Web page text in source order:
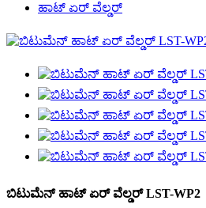
ಹಾಟ್ ಏರ್ ವೆಲ್ಡರ್
ಬಿಟುಮೆನ್ ಹಾಟ್ ಏರ್ ವೆಲ್ಡರ್ LST-WP2